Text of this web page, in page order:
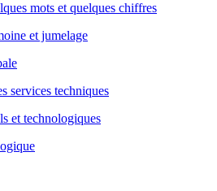
mots et quelques chiffres
et jumelage
services techniques
et technologiques